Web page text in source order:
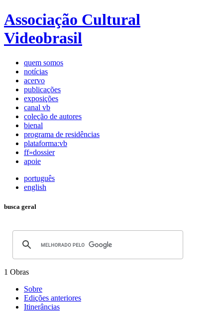
Associação Cultural
Videobrasil
quem somos
notícias
acervo
publicações
exposições
canal vb
coleção de autores
bienal
programa de residências
plataforma:vb
ff»dossier
apoie
português
english
busca geral
1 Obras
Sobre
Edições anteriores
Itinerâncias